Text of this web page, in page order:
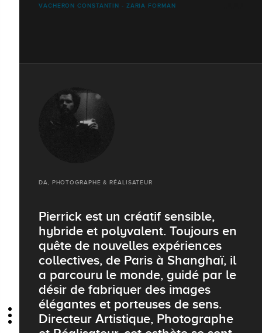
VACHERON CONSTANTIN - ZARIA FORMAN
DA, PHOTOGRAPHE & RÉALISATEUR
Pierrick est un créatif sensible,
hybride et polyvalent. Toujours en
quête de nouvelles expériences
collectives, de Paris à Shanghaï, il
a parcouru le monde, guidé par le
désir de fabriquer des images
élégantes et porteuses de sens.
Directeur Artistique, Photographe